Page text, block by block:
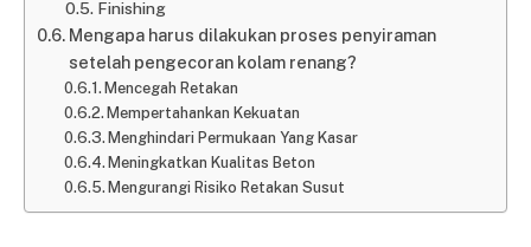
Finishing
Mengapa harus dilakukan proses penyiraman
setelah pengecoran kolam renang?
Mencegah Retakan
Mempertahankan Kekuatan
Menghindari Permukaan Yang Kasar
Meningkatkan Kualitas Beton
Mengurangi Risiko Retakan Susut